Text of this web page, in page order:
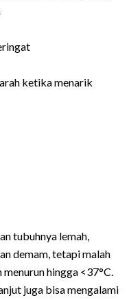
ketika menarik
tubuhnya lemah,
demam, tetapi malah
hingga <37°C.
juga bisa mengalami